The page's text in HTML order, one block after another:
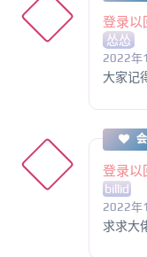
登录以
怂怂
2022年
大家记
登录以
billid
2022年
求求大